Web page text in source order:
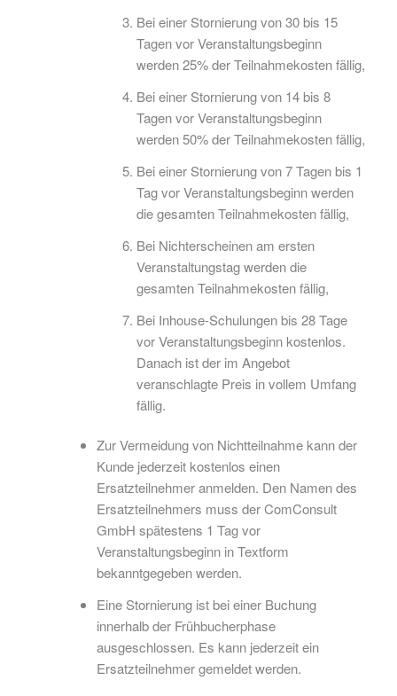
Bei einer Stornierung von 30 bis 15
Tagen vor Veranstaltungsbeginn
werden 25% der Teilnahmekosten fällig,
Bei einer Stornierung von 14 bis 8
Tagen vor Veranstaltungsbeginn
werden 50% der Teilnahmekosten fällig,
Bei einer Stornierung von 7 Tagen bis 1
Tag vor Veranstaltungsbeginn werden
die gesamten Teilnahmekosten fällig,
Bei Nichterscheinen am ersten
Veranstaltungstag werden die
gesamten Teilnahmekosten fällig,
Bei Inhouse-Schulungen bis 28 Tage
vor Veranstaltungsbeginn kostenlos.
Danach ist der im Angebot
veranschlagte Preis in vollem Umfang
fällig.
Zur Vermeidung von Nichtteilnahme kann der
Kunde jederzeit kostenlos einen
Ersatzteilnehmer anmelden. Den Namen des
Ersatzteilnehmers muss der ComConsult
GmbH spätestens 1 Tag vor
Veranstaltungsbeginn in Textform
bekanntgegeben werden.
Eine Stornierung ist bei einer Buchung
innerhalb der Frühbucherphase
ausgeschlossen. Es kann jederzeit ein
Ersatzteilnehmer gemeldet werden.